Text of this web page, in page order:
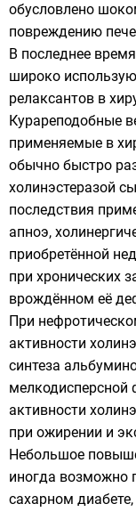
обусловлено
повреждению
В последнее
широко
релаксантов в
Курареподобные
применяемые в
обычно быстро
холинэстеразой
последствия
апноэ,
приобретённой
при хронических
врождённом её
При
активности
синтеза
активности
при ожирении и
Небольшое
иногда возможно
сахарном